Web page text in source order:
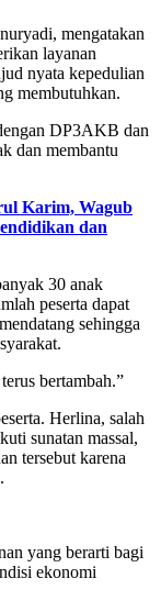
mengatakan
layanan
nyata kepedulian
membutuhkan.
DP3AKB dan
dan membantu
Karim, Wagub
dan
30 anak
peserta dapat
sehingga
bertambah.”
Herlina, salah
sunatan massal,
tersebut karena
yang berarti bagi
ekonomi